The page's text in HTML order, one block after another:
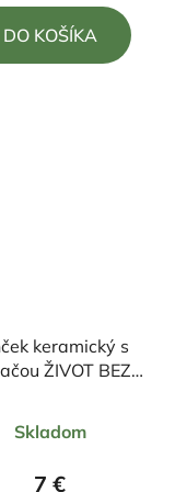
z
DO KOŠÍKA
keramický s
ŽIVOT BEZ
hodnotenie
produktu
Skladom
7 €